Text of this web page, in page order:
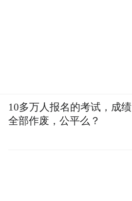
10多万人报名的考试，成绩
全部作废，公平么？